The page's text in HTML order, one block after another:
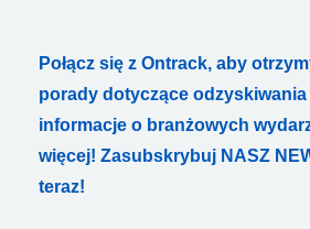
Połącz się z Ontrack, aby
porady dotyczące
informacje o branżowych
więcej! Zasubskrybuj NASZ
teraz!